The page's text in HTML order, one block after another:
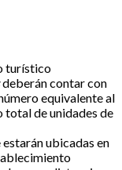
turístico
deberán contar con
equivalente al
de unidades de
ubicadas en